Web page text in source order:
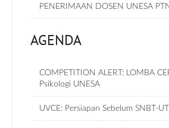
PENERIMAAN DOSEN UNESA
AGENDA
COMPETITION ALERT: LOMBA
Psikologi UNESA
UVCE: Persiapan Sebelum SNBT-